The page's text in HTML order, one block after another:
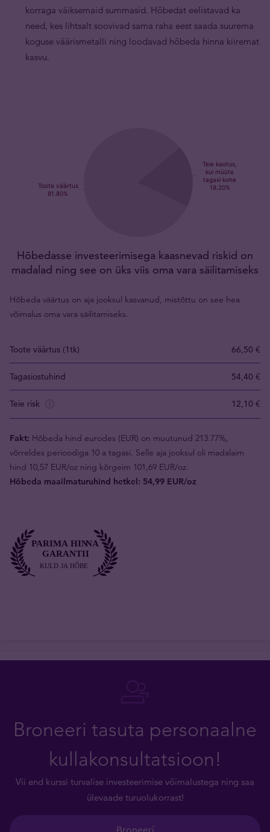
korraga väiksemaid summasid. Hõbedat eelistavad ka
need, kes lihtsalt soovivad sama raha eest saada suurema
koguse väärismetalli ning loodavad hõbeda hinna kiiremat
kasvu.
Hõbedasse investeerimisega kaasnevad riskid on
madalad ning see on üks viis oma vara säilitamiseks
Hõbeda väärtus on aja jooksul kasvanud, mistõttu on see hea
võimalus oma vara säilitamiseks.
Toote väärtus (1tk) 66,50 €
Tagasiostuhind 54,40 €
Teie risk 12,10 €
Fakt: Hõbeda hind eurodes (EUR) on muutunud 213.77%,
võrreldes perioodiga 10 a tagasi. Selle aja jooksul oli madalaim
hind 10,57 EUR/oz ning kõrgeim 101,69 EUR/oz.
Hõbeda maailmaturuhind hetkel: 54,99 EUR/oz
Broneeri tasuta personaalne
kullakonsultatsioon!
Vii end kurssi turvalise investeerimise võimalustega ning saa
ülevaade turuolukorrast!